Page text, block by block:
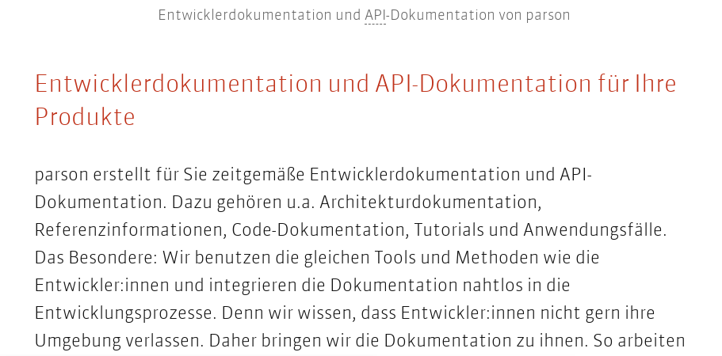
Entwicklerdokumentation und APIAPI
-Dokumentation von parson
Entwicklerdokumentation und API-Dokumentation für Ihre
Produkte
parson erstellt für Sie zeitgemäße Entwicklerdokumentation und API-
Dokumentation. Dazu gehören u.a. Architekturdokumentation,
Referenzinformationen, Code-Dokumentation, Tutorials und Anwendungsfälle.
Das Besondere: Wir benutzen die gleichen Tools und Methoden wie die
Entwickler:innen und integrieren die Dokumentation nahtlos in die
Entwicklungsprozesse. Denn wir wissen, dass Entwickler:innen nicht gern ihre
Umgebung verlassen. Daher bringen wir die Dokumentation zu ihnen. So arbeiten